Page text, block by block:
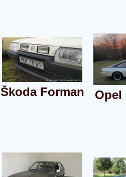
Škoda Forman Opel